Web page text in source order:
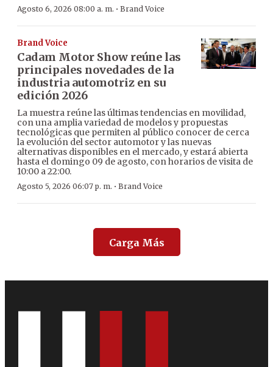
Agosto 6, 2026 08:00 a. m. · Brand Voice
Brand Voice
Cadam Motor Show reúne las
principales novedades de la
industria automotriz en su
edición 2026
La muestra reúne las últimas tendencias en movilidad,
con una amplia variedad de modelos y propuestas
tecnológicas que permiten al público conocer de cerca
la evolución del sector automotor y las nuevas
alternativas disponibles en el mercado, y estará abierta
hasta el domingo 09 de agosto, con horarios de visita de
10:00 a 22:00.
Agosto 5, 2026 06:07 p. m. · Brand Voice
Carga Más